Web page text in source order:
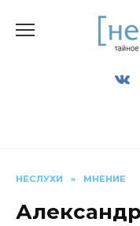
НЕСЛУХИ » МНЕНИЕ